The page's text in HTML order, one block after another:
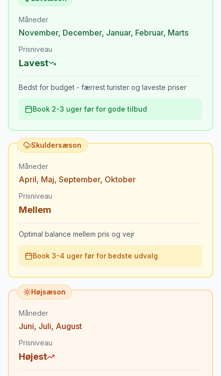
Måneder
November, December, Januar, Februar, Marts
Prisniveau
Lavest
Bedst for budget - færrest turister og laveste priser
Book 2-3 uger før for gode tilbud
Skuldersæson
Måneder
April, Maj, September, Oktober
Prisniveau
Mellem
Optimal balance mellem pris og vejr
Book 3-4 uger før for bedste udvalg
Højsæson
Måneder
Juni, Juli, August
Prisniveau
Højest